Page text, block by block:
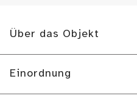
Über das Objekt
Einordnung